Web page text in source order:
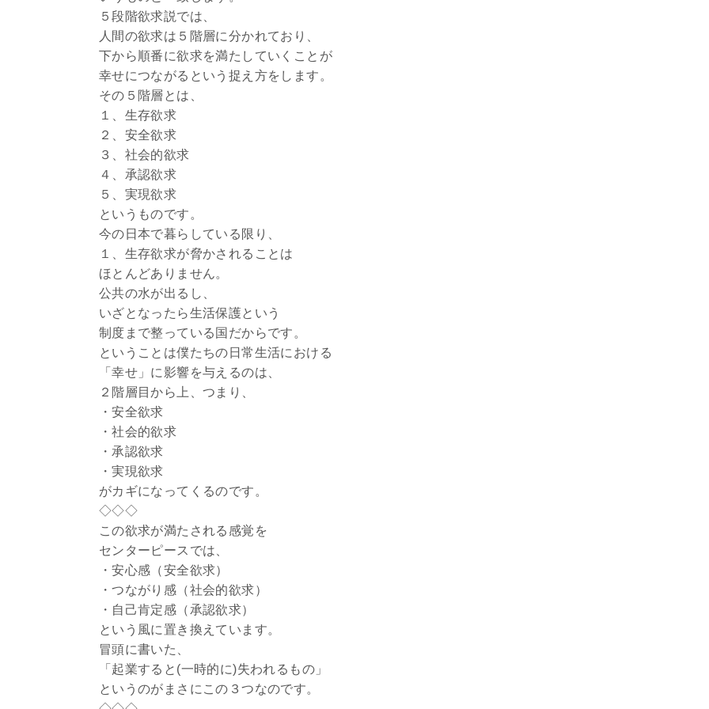
５段階欲求説では、
人間の欲求は５階層に分かれており、
下から順番に欲求を満たしていくことが
幸せにつながるという捉え方をします。
その５階層とは、
１、生存欲求
２、安全欲求
３、社会的欲求
４、承認欲求
５、実現欲求
というものです。
今の日本で暮らしている限り、
１、生存欲求が脅かされることは
ほとんどありません。
公共の水が出るし、
いざとなったら生活保護という
制度まで整っている国だからです。
ということは僕たちの日常生活における
「幸せ」に影響を与えるのは、
２階層目から上、つまり、
・安全欲求
・社会的欲求
・承認欲求
・実現欲求
がカギになってくるのです。
◇◇◇
この欲求が満たされる感覚を
センターピースでは、
・安心感（安全欲求）
・つながり感（社会的欲求）
・自己肯定感（承認欲求）
という風に置き換えています。
冒頭に書いた、
「起業すると(一時的に)失われるもの」
というのがまさにこの３つなのです。